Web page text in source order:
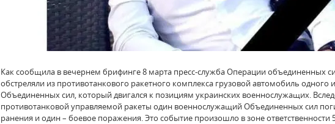
Как сообщила в вечернем брифинге 8 марта пресс-служба Операции объединенных
обстреляли из противотанкового ракетного комплекса грузовой автомобиль одного
Объединенных сил, который двигался к позициям украинских военнослужащих.
противотанковой управляемой ракеты один военнослужащий Объединенных сил
ранения и один – боевое поражения. Это событие произошло в зоне ответственности